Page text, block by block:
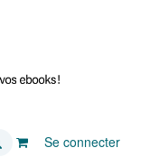
Se connecter